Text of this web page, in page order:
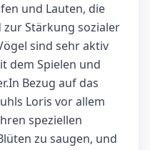
und Lauten, die
Stärkung sozialer
sind sehr aktiv
dem Spielen und
Bezug auf das
Loris vor allem
speziellen
zu saugen, und